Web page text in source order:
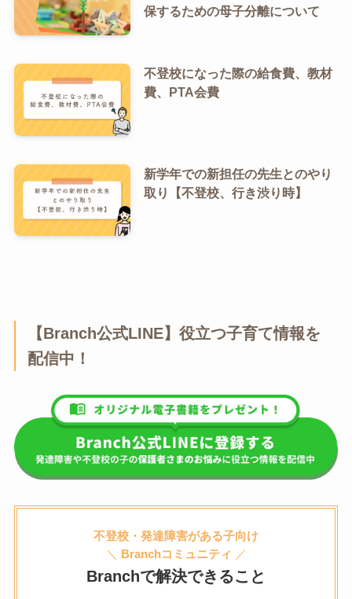
保するための母子分離について
不登校になった際の給食費、教材
費、PTA会費
新学年での新担任の先生とのやり
取り【不登校、行き渋り時】
【Branch公式LINE】役立つ子育て情報を
配信中！
不登校・発達障害がある子向け
＼
Branchコミュニティ ／
Branchで解決できること